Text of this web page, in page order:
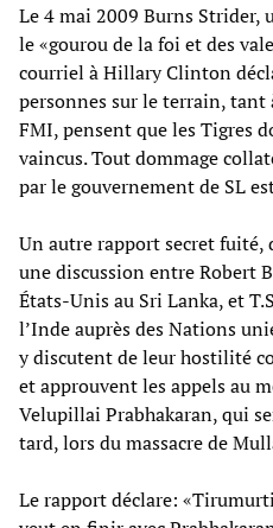
Le 4 mai 2009 Burns Strider,
le «gourou de la foi et des
courriel à Hillary Clinton
personnes sur le terrain, tant
FMI, pensent que les Tigres
vaincus. Tout dommage
par le gouvernement de SL
Un autre rapport secret fuité,
une discussion entre Robert
États-Unis au Sri Lanka, et
l’Inde auprès des Nations
y discutent de leur hostilité
et approuvent les appels au
Velupillai Prabhakaran, qui
tard, lors du massacre de
Le rapport déclare: